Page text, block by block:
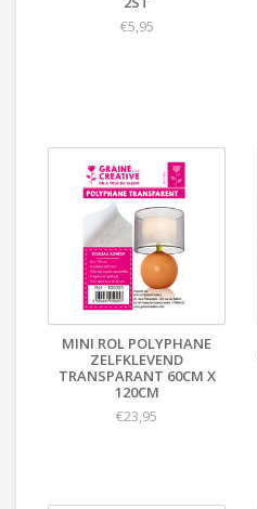
€5,95
MINI ROL POLYPHANE
ZELFKLEVEND
TRANSPARANT 60CM X
120CM
€23,95